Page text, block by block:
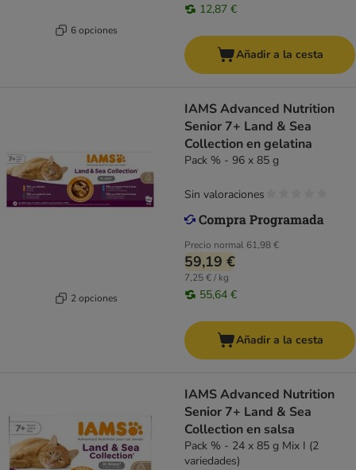
6 opciones
12,87 €
Añadir a la cesta
2 opciones
IAMS Advanced Nutrition
Senior 7+ Land & Sea
Collection en gelatina
Pack % - 96 x 85 g
Precio normal 61,98 €
59,19 €
7,25 € / kg
55,64 €
Sin valoraciones
Añadir a la cesta
IAMS Advanced Nutrition
Senior 7+ Land & Sea
Collection en salsa
Pack % - 24 x 85 g Mix I (2
variedades)